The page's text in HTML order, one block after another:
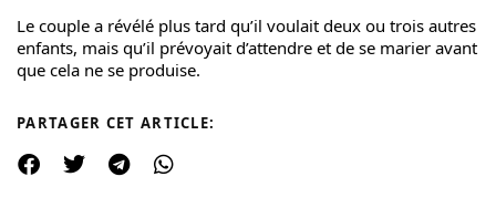
Le couple a révélé plus tard qu’il voulait deux ou trois autres
enfants, mais qu’il prévoyait d’attendre et de se marier avant
que cela ne se produise.
PARTAGER CET ARTICLE: